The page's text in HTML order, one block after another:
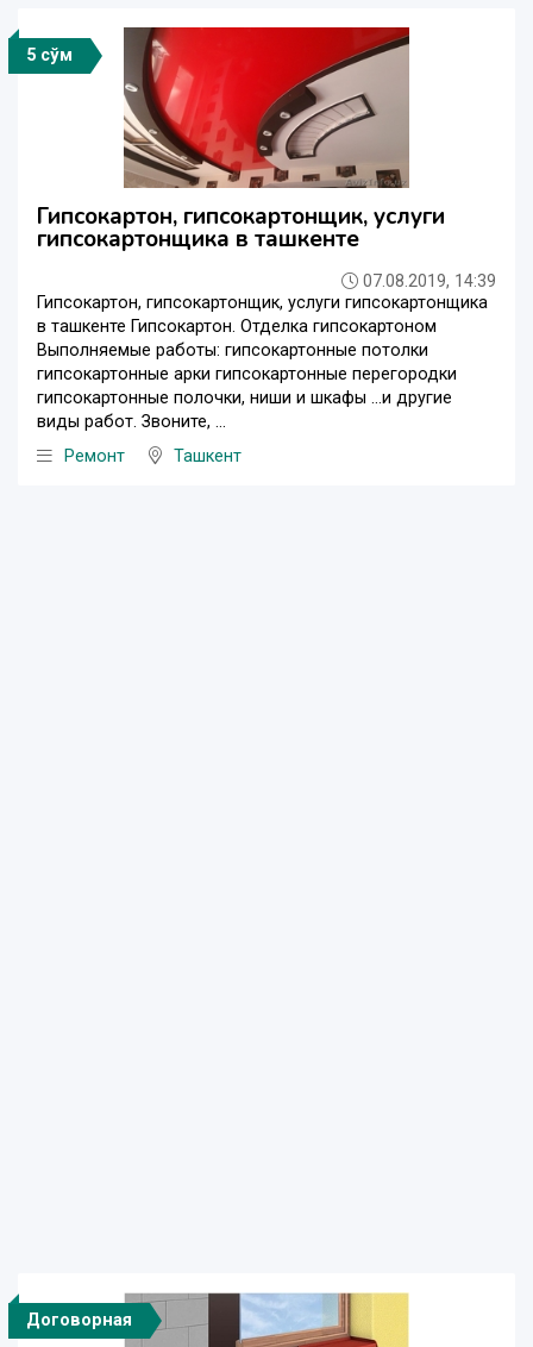
5 сўм
Гипсокартон, гипсокартонщик, услуги
гипсокартонщика в ташкенте
07.08.2019, 14:39
Гипсокартон, гипсокартонщик, услуги гипсокартонщика
в ташкенте Гипсокартон. Отделка гипсокартоном
Выполняемые работы: гипсокартонные потолки
гипсокартонные арки гипсокартонные перегородки
гипсокартонные полочки, ниши и шкафы ...и другие
виды работ. Звоните, ...
Ремонт
Ташкент
Договорная